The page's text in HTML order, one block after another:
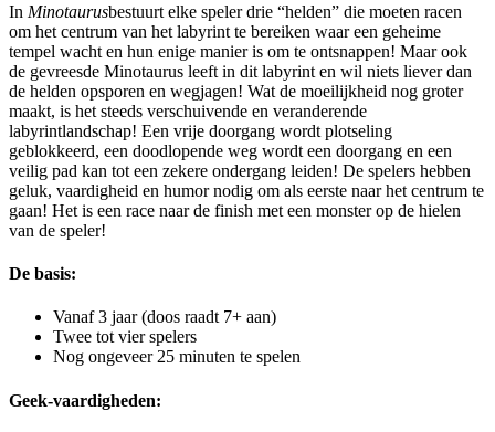
In Minotaurusbestuurt elke speler drie “helden” die moeten racen
om het centrum van het labyrint te bereiken waar een geheime
tempel wacht en hun enige manier is om te ontsnappen! Maar ook
de gevreesde Minotaurus leeft in dit labyrint en wil niets liever dan
de helden opsporen en wegjagen! Wat de moeilijkheid nog groter
maakt, is het steeds verschuivende en veranderende
labyrintlandschap! Een vrije doorgang wordt plotseling
geblokkeerd, een doodlopende weg wordt een doorgang en een
veilig pad kan tot een zekere ondergang leiden! De spelers hebben
geluk, vaardigheid en humor nodig om als eerste naar het centrum te
gaan! Het is een race naar de finish met een monster op de hielen
van de speler!
De basis:
Vanaf 3 jaar (doos raadt 7+ aan)
Twee tot vier spelers
Nog ongeveer 25 minuten te spelen
Geek-vaardigheden: